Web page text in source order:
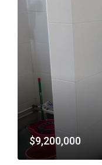
$9,200,000